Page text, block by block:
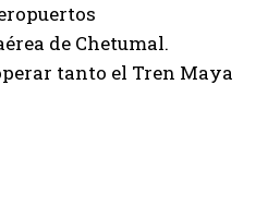
de Chetumal.
tanto el Tren Maya